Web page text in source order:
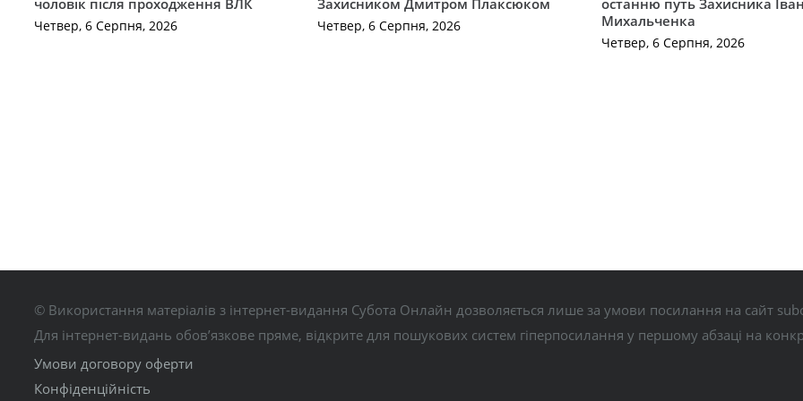
Четвер, 6 Серпня, 2026 Четвер, 6 Серпня, 2026
Михальченка
Четвер, 6 Серпня, 2026
© Використання матеріалів з інтернет-видання Субота Онлайн дозволяється лише за умови посилання на сайт
Для інтернет-видань обов’язкове пряме, відкрите для пошукових систем гіперпосилання у першому абзаці на
Умови договору оферти
Конфіденційність